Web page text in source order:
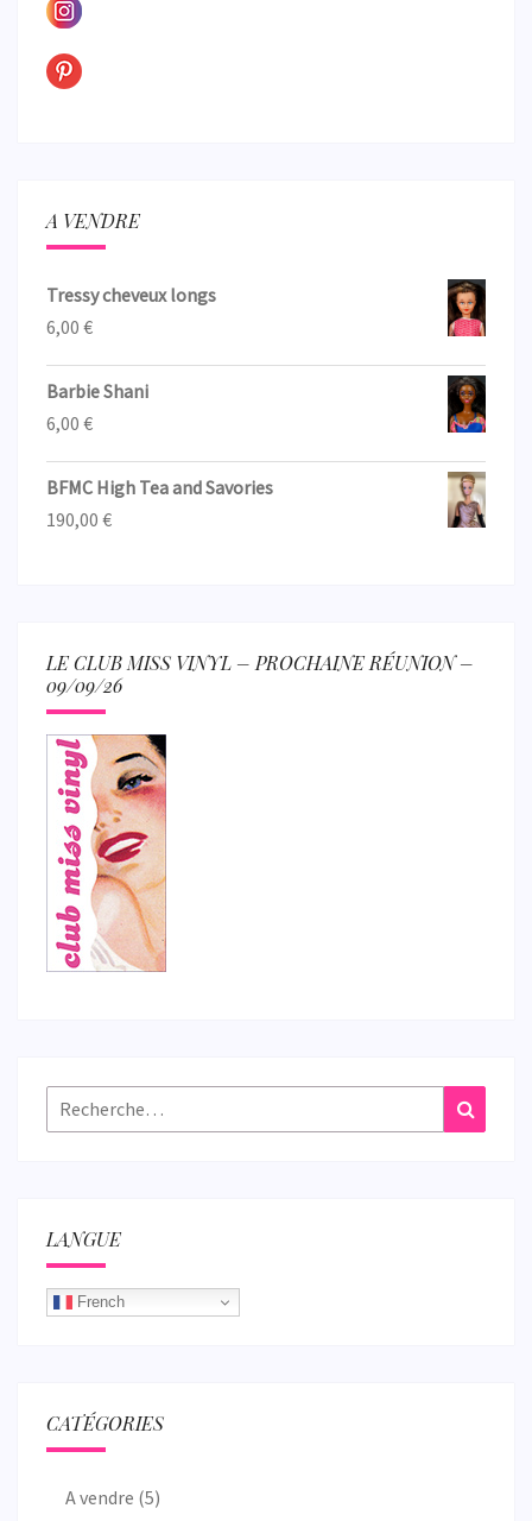
A VENDRE
Tressy cheveux longs
6,00 €
Barbie Shani
6,00 €
BFMC High Tea and Savories
190,00 €
LE CLUB MISS VINYL – PROCHAINE RÉUNION –
09/09/26
Rechercher :
LANGUE
French
CATÉGORIES
A vendre (5)